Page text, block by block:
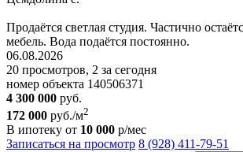
Продаётся светлая студия. Частично
мебель. Вода подаётся постоянно.
06.08.2026
20 просмотров, 2 за сегодня
номер объекта 140506371
4 300 000 руб.
172 000 руб./м2
В ипотеку от 10 000 р/мес
Записаться на просмотр 8 (928) 411-79-51